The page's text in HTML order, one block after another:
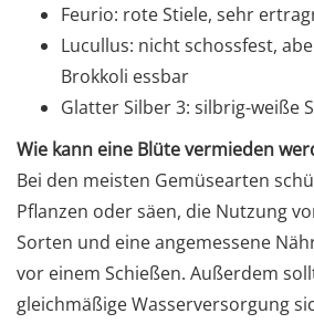
Feurio: rote Stiele, sehr
Lucullus: nicht schossfest,
Brokkoli essbar
Glatter Silber 3: silbrig-weiße
Wie kann eine Blüte vermieden
Bei den meisten Gemüsearten
Pflanzen oder säen, die Nutzung
Sorten und eine angemessene
vor einem Schießen. Außerdem
gleichmäßige Wasserversorgung